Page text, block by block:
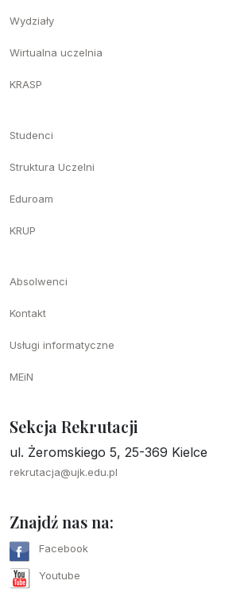
Wydziały
Wirtualna uczelnia
KRASP
Studenci
Struktura Uczelni
Eduroam
KRUP
Absolwenci
Kontakt
Usługi informatyczne
MEiN
Sekcja Rekrutacji
ul. Żeromskiego 5, 25-369 Kielce
rekrutacja@ujk.edu.pl
Znajdź nas na:
Facebook
Youtube